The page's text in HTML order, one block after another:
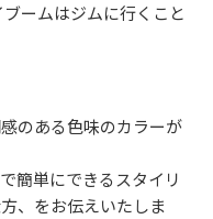
ームはジムに行くこと
のある色味のカラーが
簡単にできるスタイリ
、をお伝えいたしま